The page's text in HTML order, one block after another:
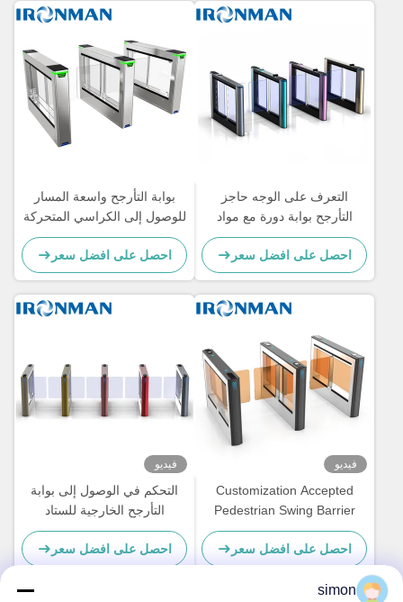
التعرف على الوجه حاجز
التأرجح بوابة دورة مع مواد
سبيكة الألومنيوم ومحرك DC
بدون فرشاة
احصل على افضل سعر
بوابة التأرجح واسعة المسار
للوصول إلى الكراسي المتحركة
احصل على افضل سعر
فيديو
Customization Accepted
Pedestrian Swing Barrier
Turnstile Of Face
Recognition
احصل على افضل سعر
فيديو
التحكم في الوصول إلى بوابة
التأرجح الخارجية للستاد
احصل على افضل سعر
simon